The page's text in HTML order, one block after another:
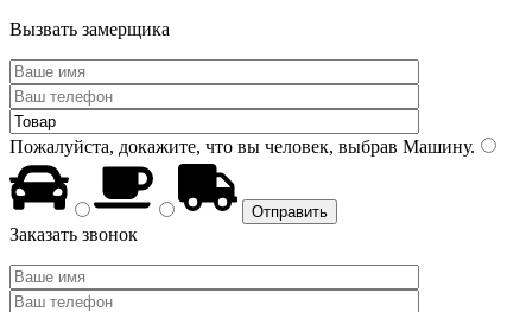
Вызвать замерщика
Пожалуйста, докажите, что вы человек, выбрав Машину.
Заказать звонок